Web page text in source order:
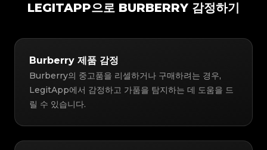
LEGITAPP으로 BURBERRY 감정하기
Burberry 제품 감정
Burberry의 중고품을 리셀하거나 구매하려는 경우,
LegitApp에서 감정하고 가품을 탐지하는 데 도움을 드
릴 수 있습니다.